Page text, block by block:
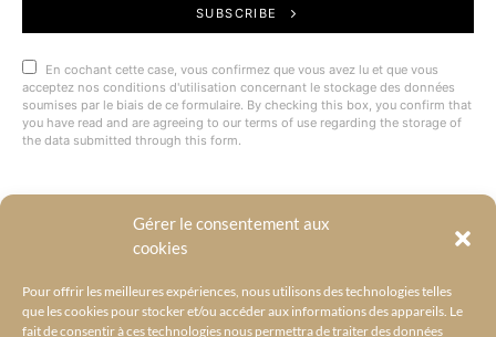
Gérer le consentement aux
cookies
Pour offrir les meilleures expériences, nous utilisons des technologies telles
que les cookies pour stocker et/ou accéder aux informations des appareils. Le
fait de consentir à ces technologies nous permettra de traiter des données
SUBSCRIBE
En cochant cette case, vous confirmez que vous avez lu et que vous
acceptez nos conditions d'utilisation concernant le stockage des données
soumises par le biais de ce formulaire. By checking this box, you confirm that
you have read and are agreeing to our terms of use regarding the storage of
the data submitted through this form.
@BYRACKEL